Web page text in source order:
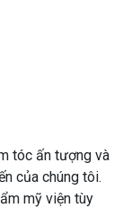
tóc ấn tượng và
của chúng tôi.
mỹ viện tùy